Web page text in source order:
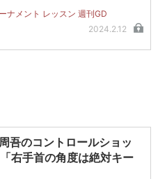
ナメント レッスン 週刊GD
2024.2.12
周吾のコントロールショッ
「右手首の角度は絶対キー